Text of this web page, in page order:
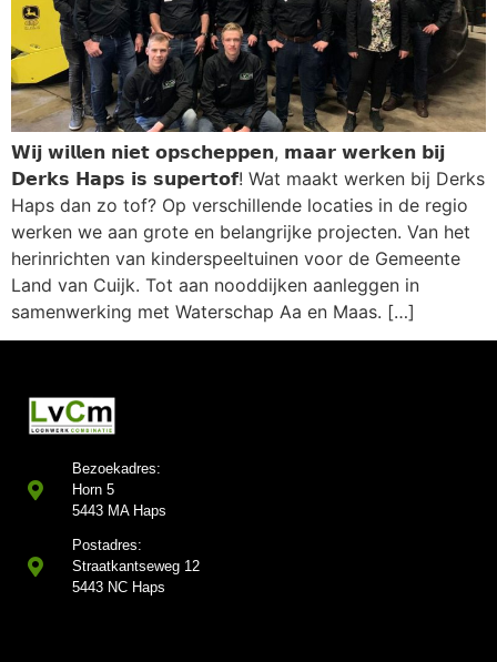
𝗪𝗶𝗷 𝘄𝗶𝗹𝗹𝗲𝗻 𝗻𝗶𝗲𝘁 𝗼𝗽𝘀𝗰𝗵𝗲𝗽𝗽𝗲𝗻, 𝗺𝗮𝗮𝗿 𝘄𝗲𝗿𝗸𝗲𝗻 𝗯𝗶𝗷
𝗗𝗲𝗿𝗸𝘀 𝗛𝗮𝗽𝘀 𝗶𝘀 𝘀𝘂𝗽𝗲𝗿𝘁𝗼𝗳! Wat maakt werken bij Derks
Haps dan zo tof? Op verschillende locaties in de regio
werken we aan grote en belangrijke projecten. Van het
herinrichten van kinderspeeltuinen voor de Gemeente
Land van Cuijk. Tot aan nooddijken aanleggen in
samenwerking met Waterschap Aa en Maas. […]
Bezoekadres:
Horn 5
5443 MA Haps
Postadres:
Straatkantseweg 12
5443 NC Haps